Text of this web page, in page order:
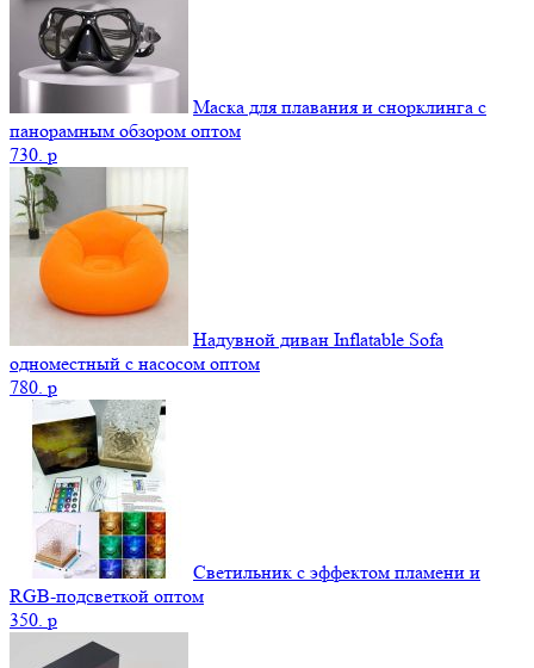
Маска для плавания и снорклинга с
панорамным обзором оптом
730. p
Надувной диван Inflatable Sofa
одноместный с насосом оптом
780. p
Светильник с эффектом пламени и
RGB-подсветкой оптом
350. p